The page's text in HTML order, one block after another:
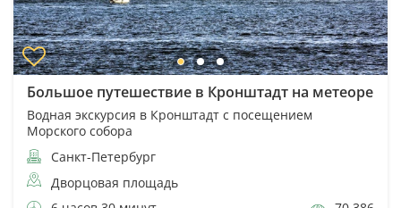
Большое путешествие в Кронштадт на метеоре
Водная экскурсия в Кронштадт с посещением
Морского собора
Санкт-Петербург
Дворцовая площадь